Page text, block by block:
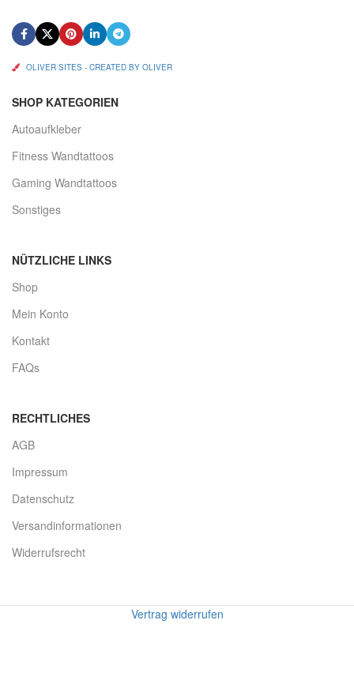
OLIVER SITES - CREATED BY OLIVER
SHOP KATEGORIEN
Autoaufkleber
Fitness Wandtattoos
Gaming Wandtattoos
Sonstiges
NÜTZLICHE LINKS
Shop
Mein Konto
Kontakt
FAQs
RECHTLICHES
AGB
Impressum
Datenschutz
Versandinformationen
Widerrufsrecht
Vertrag widerrufen